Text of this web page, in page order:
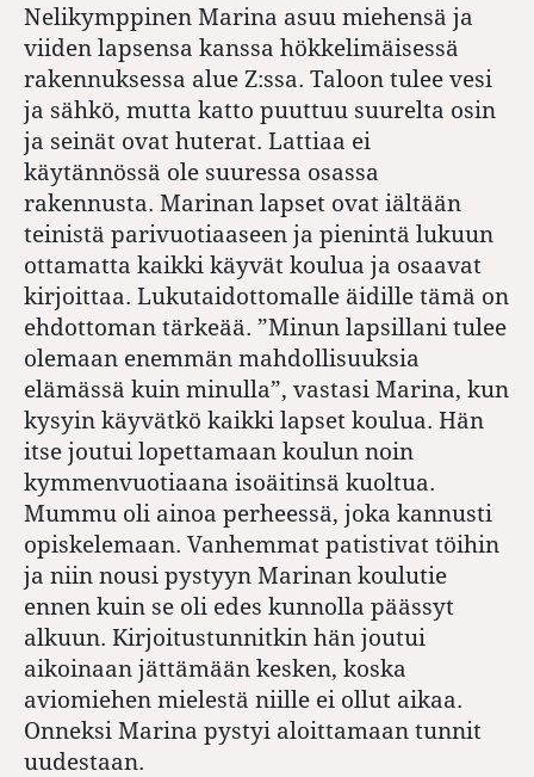
Nelikymppinen Marina asuu miehensä ja
viiden lapsensa kanssa hökkelimäisessä
rakennuksessa alue Z:ssa. Taloon tulee vesi
ja sähkö, mutta katto puuttuu suurelta osin
ja seinät ovat huterat. Lattiaa ei
käytännössä ole suuressa osassa
rakennusta. Marinan lapset ovat iältään
teinistä parivuotiaaseen ja pienintä lukuun
ottamatta kaikki käyvät koulua ja osaavat
kirjoittaa. Lukutaidottomalle äidille tämä on
ehdottoman tärkeää. ”Minun lapsillani tulee
olemaan enemmän mahdollisuuksia
elämässä kuin minulla”, vastasi Marina, kun
kysyin käyvätkö kaikki lapset koulua. Hän
itse joutui lopettamaan koulun noin
kymmenvuotiaana isoäitinsä kuoltua.
Mummu oli ainoa perheessä, joka kannusti
opiskelemaan. Vanhemmat patistivat töihin
ja niin nousi pystyyn Marinan koulutie
ennen kuin se oli edes kunnolla päässyt
alkuun. Kirjoitustunnitkin hän joutui
aikoinaan jättämään kesken, koska
aviomiehen mielestä niille ei ollut aikaa.
Onneksi Marina pystyi aloittamaan tunnit
uudestaan.